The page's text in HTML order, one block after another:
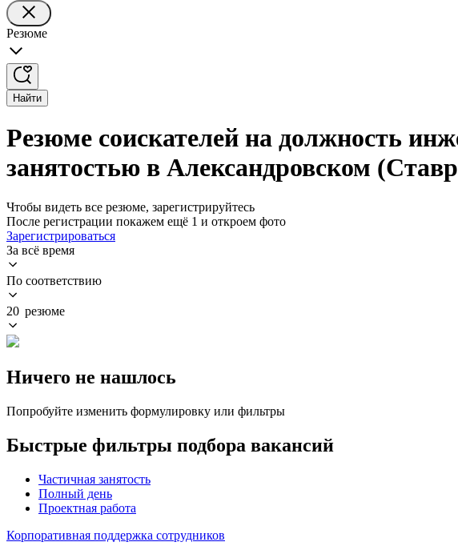
Резюме
Найти
Резюме соискателей на должность
занятостью в Александровском
Чтобы видеть все резюме, зарегистрируйтесь
После регистрации покажем ещё 1 и откроем фото
Зарегистрироваться
За всё время
По соответствию
20 резюме
Ничего не нашлось
Попробуйте изменить формулировку или фильтры
Быстрые фильтры подбора вакансий
Частичная занятость
Полный день
Проектная работа
Корпоративная поддержка сотрудников